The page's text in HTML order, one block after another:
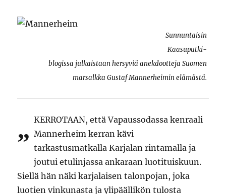
Sunnuntaisin
Kaasuputki-
blogissa julkaistaan hersyviä anekdootteja Suomen
marsalkka Gustaf Mannerheimin elämästä.
”
KERROTAAN, että Vapaussodassa kenraali
Mannerheim kerran kävi
tarkastusmatkalla Karjalan rintamalla ja
joutui etulinjassa ankaraan luotituiskuun.
Siellä hän näki karjalaisen talonpojan, joka
luotien vinkunasta ja ylipäällikön tulosta